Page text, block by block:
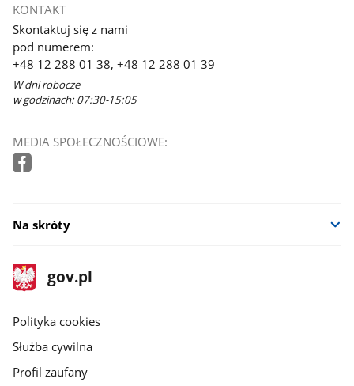
KONTAKT
Skontaktuj się z nami
pod numerem:
+48 12 288 01 38, +48 12 288 01 39
W dni robocze
w godzinach: 07:30-15:05
MEDIA SPOŁECZNOŚCIOWE:
Na skróty
stopka
gov.pl
Strona
gov.pl
gov.pl
Polityka cookies
Służba cywilna
Profil zaufany